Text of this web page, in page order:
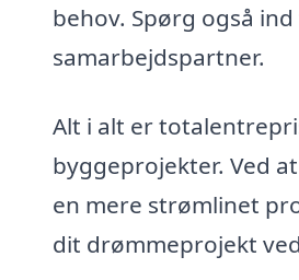
behov. Spørg også
samarbejdspartner.
Alt i alt er
byggeprojekter. Ved
en mere strømlinet
dit drømmeprojekt